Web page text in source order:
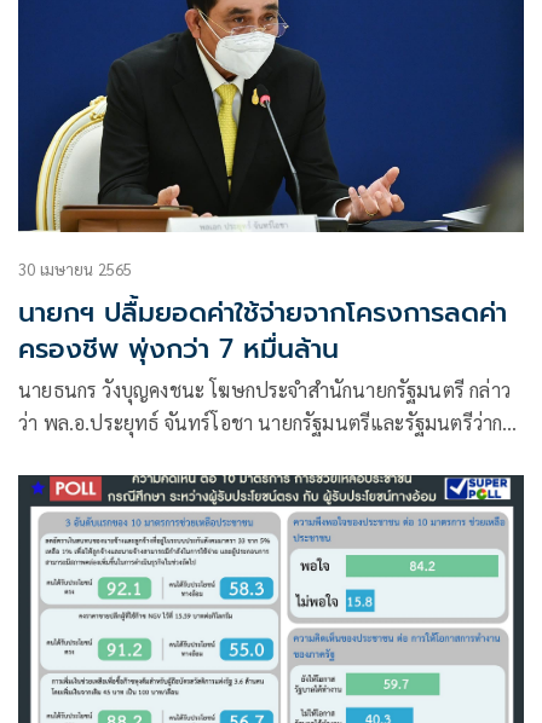
30 เมษายน 2565
นายกฯ ปลื้มยอดค่าใช้จ่ายจากโครงการลดค่า
ครองชีพ พุ่งกว่า 7 หมื่นล้าน
นายธนกร วังบุญคงชนะ โฆษกประจำสำนักนายกรัฐมนตรี กล่าว
ว่า พล.อ.ประยุทธ์ จันทร์โอชา นายกรัฐมนตรีและรัฐมนตรีว่าการ